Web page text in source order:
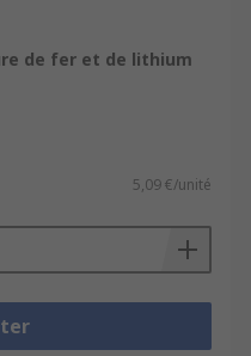
de fer et de lithium
5,09 €/unité